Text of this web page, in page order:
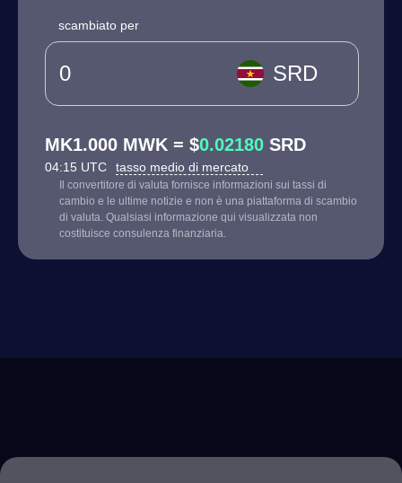
scambiato per
SRD
MK1.000 MWK = $0.02180 SRD
04:15 UTC tasso medio di mercato
Il convertitore di valuta fornisce informazioni sui tassi di
cambio e le ultime notizie e non è una piattaforma di scambio
di valuta. Qualsiasi informazione qui visualizzata non
costituisce consulenza finanziaria.